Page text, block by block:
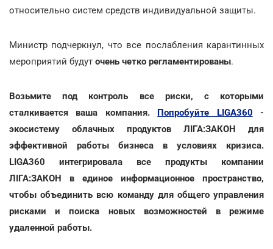
относительно систем средств индивидуальной защиты.
Министр подчеркнул, что все послабления карантинных
мероприятий будут очень четко регламентированы.
Возьмите под контроль все риски, с которыми
сталкивается ваша компания. Попробуйте LIGA360 -
экосистему облачных продуктов ЛІГА:ЗАКОН для
эффективной работы бизнеса в условиях кризиса.
LIGA360 интегрировала все продукты компании
ЛІГА:ЗАКОН в единое информационное пространство,
чтобы объединить всю команду для общего управления
рисками и поиска новых возможностей в режиме
удаленной работы.